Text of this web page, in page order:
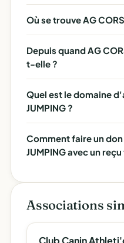
Où se trouve AG
Depuis quand AG
t-elle ?
Quel est le domaine
JUMPING ?
Comment faire un don
JUMPING avec un reçu
Associations
Club Canin